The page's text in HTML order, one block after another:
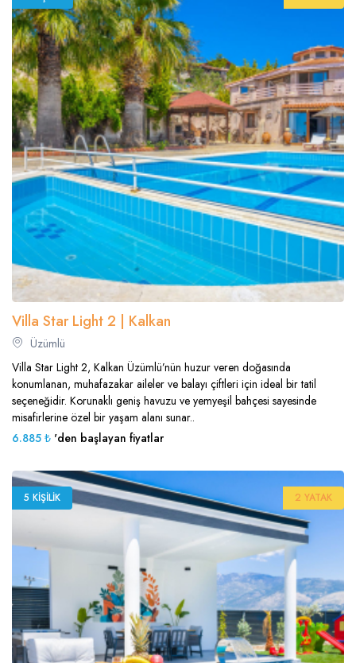
Villa Star Light 2 | Kalkan
Üzümlü
Villa Star Light 2, Kalkan Üzümlü’nün huzur veren doğasında
konumlanan, muhafazakar aileler ve balayı çiftleri için ideal bir tatil
seçeneğidir. Korunaklı geniş havuzu ve yemyeşil bahçesi sayesinde
misafirlerine özel bir yaşam alanı sunar..
6.885 ₺ 'den başlayan fiyatlar
5 KIŞILIK 2 YATAK